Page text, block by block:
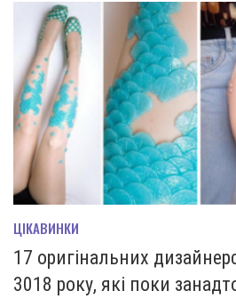
ЦІКАВИНКИ
17 оригінальних
3018 року, які поки